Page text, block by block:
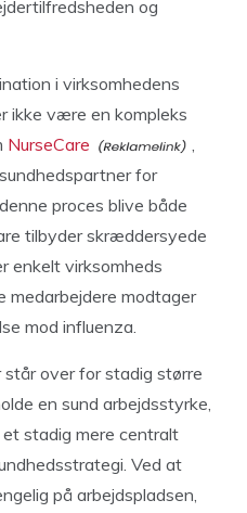
og
i virksomhedens
ikke være en kompleks
NurseCare
,
for
proces blive både
tilbyder skræddersyede
enkelt virksomheds
medarbejdere modtager
mod influenza.
over for stadig større
en sund arbejdsstyrke,
stadig mere centralt
Ved at
på arbejdspladsen,